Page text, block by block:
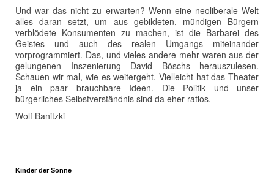
Und war das nicht zu erwarten? Wenn eine neoliberale Welt
alles daran setzt, um aus gebildeten, mündigen Bürgern
verblödete Konsumenten zu machen, ist die Barbarei des
Geistes und auch des realen Umgangs miteinander
vorprogrammiert. Das, und vieles andere mehr waren aus der
gelungenen Inszenierung David Böschs herauszulesen.
Schauen wir mal, wie es weitergeht. Vielleicht hat das Theater
ja ein paar brauchbare Ideen. Die Politik und unser
bürgerliches Selbstverständnis sind da eher ratlos.
Wolf Banitzki
Kinder der Sonne